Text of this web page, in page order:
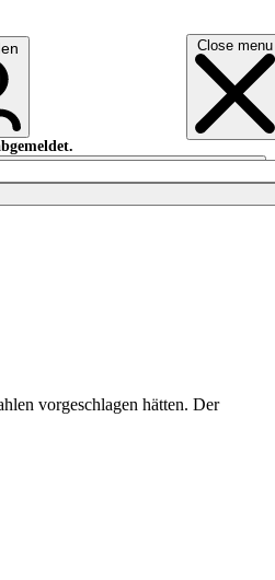
Close menu
Anmelden
vorgeschlagen hätten. Der